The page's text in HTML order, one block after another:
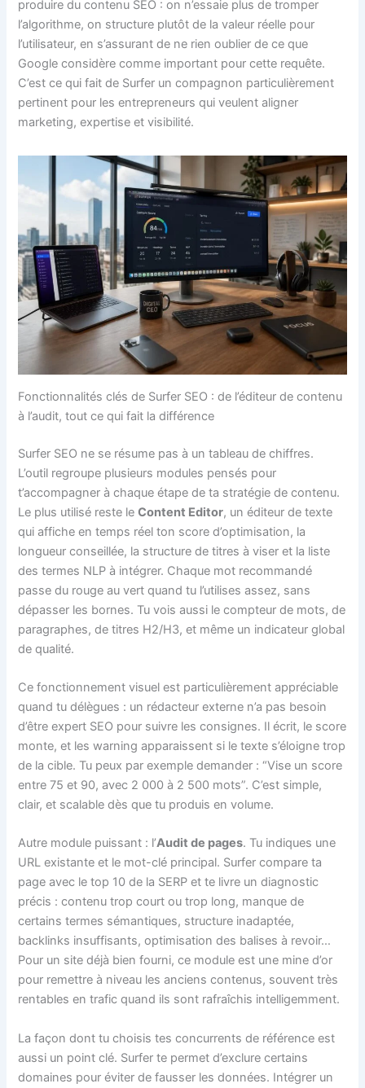
produire du contenu SEO : on n’essaie plus de tromper
l’algorithme, on structure plutôt de la valeur réelle pour
l’utilisateur, en s’assurant de ne rien oublier de ce que
Google considère comme important pour cette requête.
C’est ce qui fait de Surfer un compagnon particulièrement
pertinent pour les entrepreneurs qui veulent aligner
marketing, expertise et visibilité.
Fonctionnalités clés de Surfer SEO : de l’éditeur de contenu
à l’audit, tout ce qui fait la différence
Surfer SEO ne se résume pas à un tableau de chiffres.
L’outil regroupe plusieurs modules pensés pour
t’accompagner à chaque étape de ta stratégie de contenu.
Le plus utilisé reste leContent Editor, un éditeur de texte
qui affiche en temps réel ton score d’optimisation, la
longueur conseillée, la structure de titres à viser et la liste
des termes NLP à intégrer. Chaque mot recommandé
passe du rouge au vert quand tu l’utilises assez, sans
dépasser les bornes. Tu vois aussi le compteur de mots, de
paragraphes, de titres H2/H3, et même un indicateur global
de qualité.
Ce fonctionnement visuel est particulièrement appréciable
quand tu délègues : un rédacteur externe n’a pas besoin
d’être expert SEO pour suivre les consignes. Il écrit, le score
monte, et les warning apparaissent si le texte s’éloigne trop
de la cible. Tu peux par exemple demander : “Vise un score
entre 75 et 90, avec 2 000 à 2 500 mots”. C’est simple,
clair, et scalable dès que tu produis en volume.
Autre module puissant : l’Audit de pages. Tu indiques une
URL existante et le mot-clé principal. Surfer compare ta
page avec le top 10 de la SERP et te livre un diagnostic
précis : contenu trop court ou trop long, manque de
certains termes sémantiques, structure inadaptée,
backlinks insuffisants, optimisation des balises à revoir…
Pour un site déjà bien fourni, ce module est une mine d’or
pour remettre à niveau les anciens contenus, souvent très
rentables en trafic quand ils sont rafraîchis intelligemment.
La façon dont tu choisis tes concurrents de référence est
aussi un point clé. Surfer te permet d’exclure certains
domaines pour éviter de fausser les données. Intégrer un